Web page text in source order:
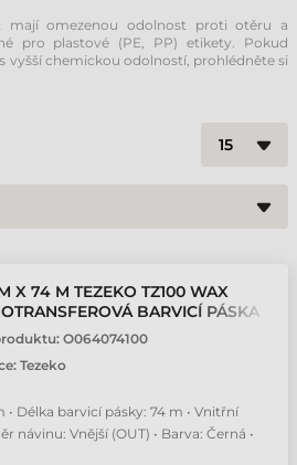
mají omezenou odolnost proti otěru a
pro plastové (PE, PP) etikety. Pokud
vyšší chemickou odolností, prohlédněte si
X 74 M TEZEKO TZ100 WAX
BARVICÍ PÁSKA
O064074100
Tezeko
Délka barvicí pásky: 74 m • Vnitřní
návinu: Vnější (OUT) • Barva: Černá •